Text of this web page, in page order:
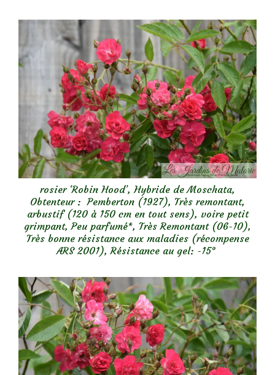
rosier ‘Robin Hood’, Hybride de Moschata,
Obtenteur : Pemberton (1927), Très remontant,
arbustif (120 à 150 cm en tout sens), voire petit
grimpant, Peu parfumé*, Très Remontant (06-10),
Très bonne résistance aux maladies (récompense
ARS 2001), Résistance au gel: -15°